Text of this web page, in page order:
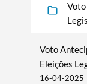
Voto
Eleições
16-04-2025